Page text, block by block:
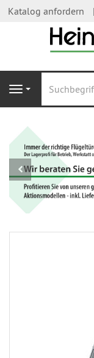
Katalog anfordern
Navigation